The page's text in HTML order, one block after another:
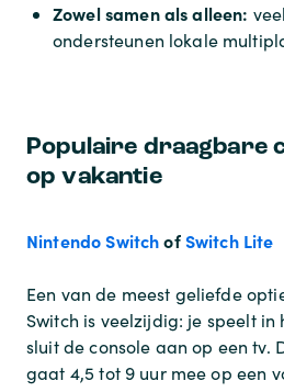
Zowel samen als alleen:
ondersteunen lokale
Populaire draagbare
op vakantie
Nintendo SwitchofSwitch Lite
Een van de meest geliefde
Switch is veelzijdig: je speelt
sluit de console aan op een tv.
gaat 4,5 tot 9 uur mee op een